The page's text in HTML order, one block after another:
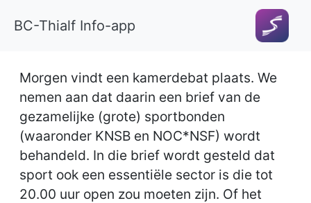
BC-Thialf Info-app
Morgen vindt een kamerdebat plaats. We
nemen aan dat daarin een brief van de
gezamelijke (grote) sportbonden
(waaronder KNSB en NOC*NSF) wordt
behandeld. In die brief wordt gesteld dat
sport ook een essentiële sector is die tot
20.00 uur open zou moeten zijn. Of het